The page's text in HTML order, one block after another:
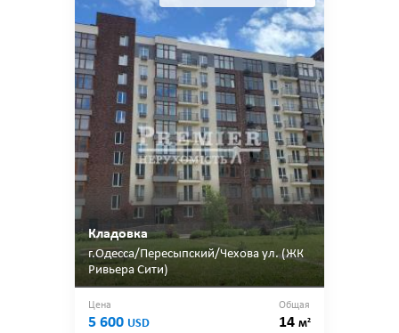
Кладовка
г.Одесса/Пересыпский/Чехова ул. (ЖК
Ривьера Сити)
Цена
5 600 USD
Общая
14 м2